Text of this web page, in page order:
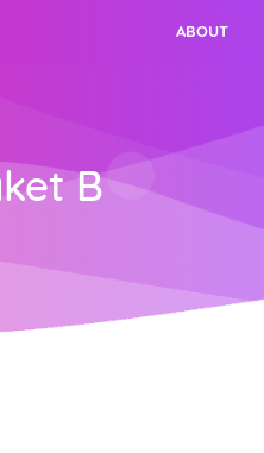
ABOUT
B